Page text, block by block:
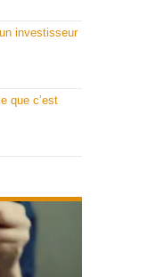
investisseur
que c’est